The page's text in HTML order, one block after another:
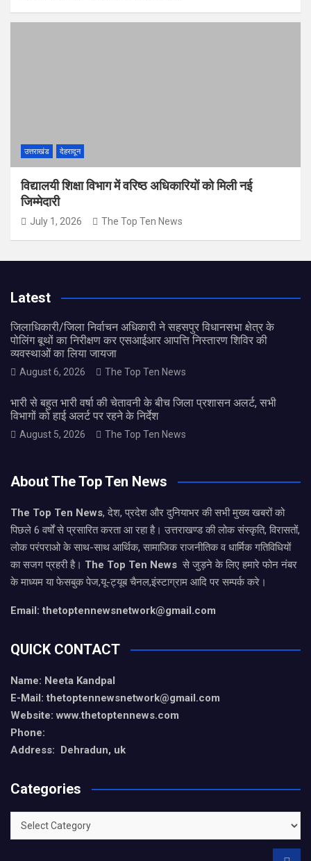
उत्तराखंड देहरादून
विद्यालयी शिक्षा विभाग में वरिष्ठ अधिकारियों को मिली नई
जिम्मेदारी
July 1, 2026 The Top Ten News
Latest
जिलाधिकारी/जिला निर्वाचन अधिकारी ने सहसपुर विधानसभा क्षेत्र के
पोलिंग बूथों का निरीक्षण कर एसआईआर आपत्ति निस्तारण शिविर की
व्यवस्थाओं का लिया जायजा
August 6, 2026 The Top Ten News
भारी से बहुत भारी वर्षा की चेतावनी के बीच जिला प्रशासन अलर्ट, सभी
विभागों को हाई अलर्ट पर रहने के निर्देश
August 5, 2026 The Top Ten News
About The Top Ten News
The Top Ten News, देश, प्रदेश और दुनियाभर की सभी मुख्य खबरों को
पिछले 6 वर्षों से प्रसारित करता आ रहा है। उत्तराखण्ड की लोक संस्कृति, विरासतों,
लोक परंपराओ के साथ-साथ आर्थिक, सामाजिक राजनीतिक व धार्मिक गतिविधियों
का सजग प्रहरी है। The Top Ten News से जुड़ने के लिए हमारे फोन नंबर
के माध्यम या फेसबुक पेज,यू-ट्यूब चैनल,इंस्टाग्राम आदि पर सम्पर्क करे।
Email: thetoptennewsnetwork@gmail.com
QUICK CONTACT
Name: Neeta Kandpal
E-Mail: thetoptennewsnetwork@gmail.com
Website: www.thetoptennews.com
Phone:
Address: Dehradun, uk
Categories
Categories